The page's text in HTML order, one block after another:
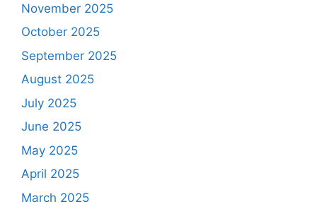
November 2025
October 2025
September 2025
August 2025
July 2025
June 2025
May 2025
April 2025
March 2025